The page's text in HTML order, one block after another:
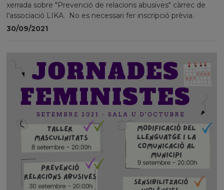
xerrada sobre "Prevenció de relacions abusives" càrrec de
l’associació LIKA. No es necessari fer inscripció prèvia.
30/09/2021